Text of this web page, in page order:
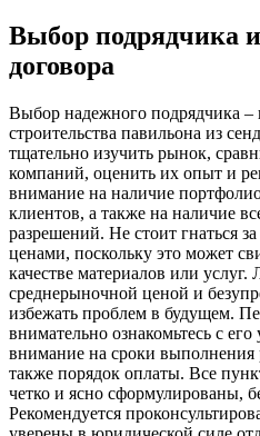
Выбор подрядчика
договора
Выбор надежного подрядчика –
строительства павильона из
тщательно изучить рынок,
компаний, оценить их опыт и
внимание на наличие
клиентов, а также на наличие
разрешений. Не стоит гнаться
ценами, поскольку это может
качестве материалов или
среднерыночной ценой и
избежать проблем в будущем.
внимательно ознакомьтесь с
внимание на сроки выполнения
также порядок оплаты. Все
четко и ясно сформулированы,
Рекомендуется